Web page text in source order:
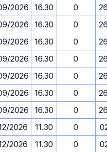
2026 16.30 0
2026 16.30 0
2026 16.30 0
2026 16.30 0
2026 16.30 0
2026 16.30 0
2026 16.30 0
2026 11.30 0
2026 11.30 0